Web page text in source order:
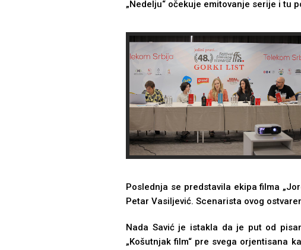
„Nedelјu“ očekuje emitovanje serije i tu
Poslednja se predstavila ekipa filma
Petar Vasilјević. Scenarista ovog
Nada Savić je istakla da je put od
„Košutnjak film“ pre svega orjentisana